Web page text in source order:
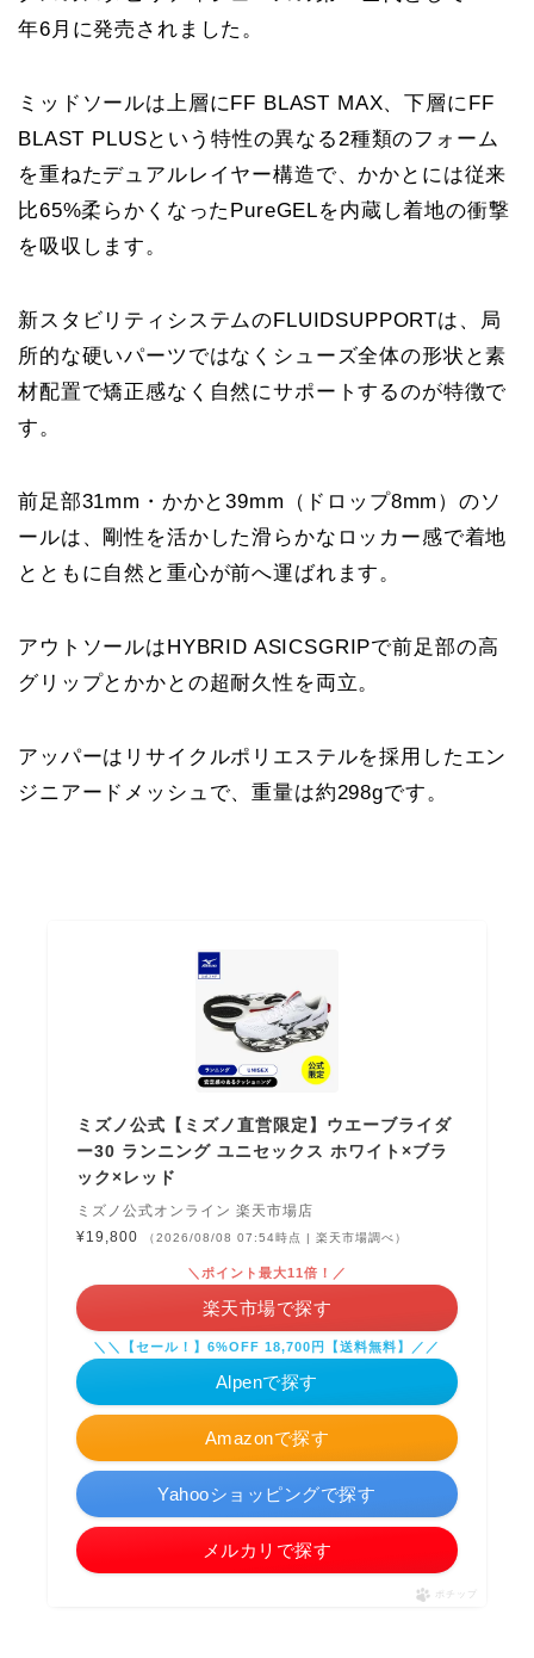
年6月に発売されました。
ミッドソールは上層にFF BLAST MAX、下層にFF
BLAST PLUSという特性の異なる2種類のフォーム
を重ねたデュアルレイヤー構造で、かかとには従来
比65%柔らかくなったPureGELを内蔵し着地の衝撃
を吸収します。
新スタビリティシステムのFLUIDSUPPORTは、局
所的な硬いパーツではなくシューズ全体の形状と素
材配置で矯正感なく自然にサポートするのが特徴で
す。
前足部31mm・かかと39mm（ドロップ8mm）のソ
ールは、剛性を活かした滑らかなロッカー感で着地
とともに自然と重心が前へ運ばれます。
アウトソールはHYBRID ASICSGRIPで前足部の高
グリップとかかとの超耐久性を両立。
アッパーはリサイクルポリエステルを採用したエン
ジニアードメッシュで、重量は約298gです。
ミズノ公式【ミズノ直営限定】ウエーブライダ
ー30 ランニング ユニセックス ホワイト×ブラ
ック×レッド
ミズノ公式オンライン 楽天市場店
¥19,800
（2026/08/08 07:54時点 | 楽天市場調べ）
Amazonで探す
＼ポイント最大11倍！／
楽天市場で探す
Yahooショッピングで探す
メルカリで探す
＼＼【セール！】6%OFF 18,700円【送料無料】／／
Alpenで探す
ポチップ